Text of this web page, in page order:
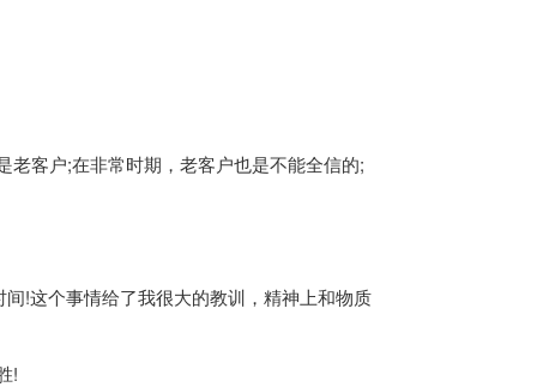
客户;在非常时期，老客户也是不能全信的;
!这个事情给了我很大的教训，精神上和物质
!